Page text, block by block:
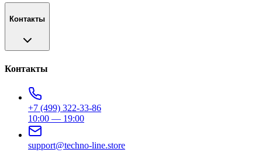
Контакты
Контакты
+7 (499) 322-33-86
10:00 — 19:00
support@techno-line.store